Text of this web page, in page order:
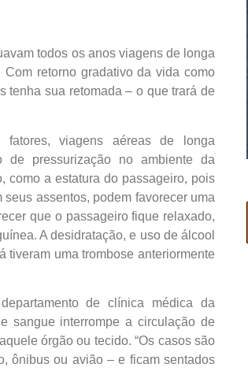
todos os anos viagens de longa
retorno gradativo da vida como
tenha sua retomada – o que trará de
fatores, viagens aéreas de longa
de pressurização no ambiente da
como a estatura do passageiro, pois
assentos, podem favorecer uma
que o passageiro fique relaxado,
A desidratação, e uso de álcool
tiveram uma trombose anteriormente
de clínica médica da
sangue interrompe a circulação de
órgão ou tecido. “Os casos são
ônibus ou avião – e ficam sentados